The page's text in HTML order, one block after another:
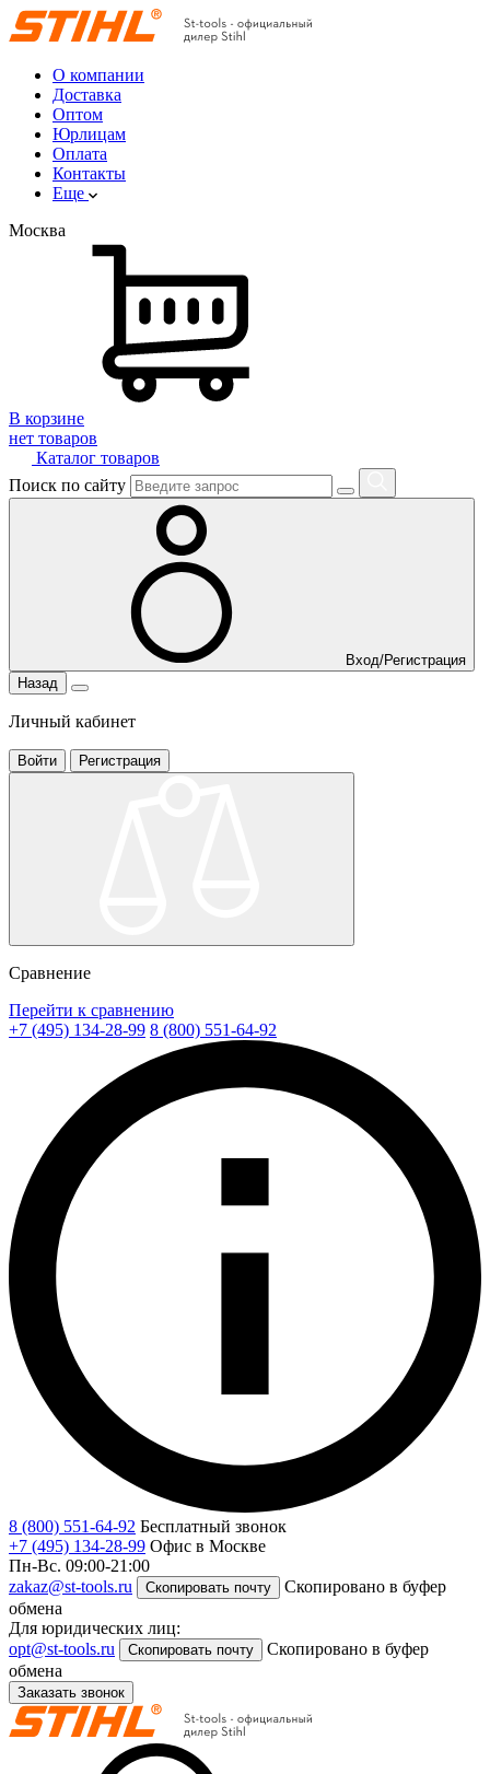
О компании
Доставка
Оптом
Юрлицам
Оплата
Контакты
Еще
Москва
В корзине
нет товаров
Каталог товаров
Поиск по сайту
Вход/Регистрация
Назад
Личный кабинет
Войти Регистрация
Сравнение
Перейти к сравнению
+7 (495) 134-28-99 8 (800) 551-64-92
8 (800) 551-64-92 Бесплатный звонок
+7 (495) 134-28-99 Офис в Москве
Пн-Вс. 09:00-21:00
zakaz@st-tools.ru
Скопировать почту
Скопировано в буфер
обмена
Для юридических лиц:
opt@st-tools.ru
Скопировать почту
Скопировано в буфер
обмена
Заказать звонок